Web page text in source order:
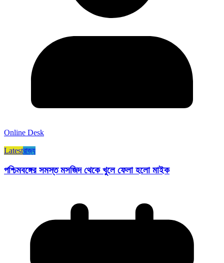
Online Desk
Latestরাজ্য​
পশ্চিমবঙ্গের সমস্ত মসজিদ থেকে খুলে ফেলা হলো মাইক